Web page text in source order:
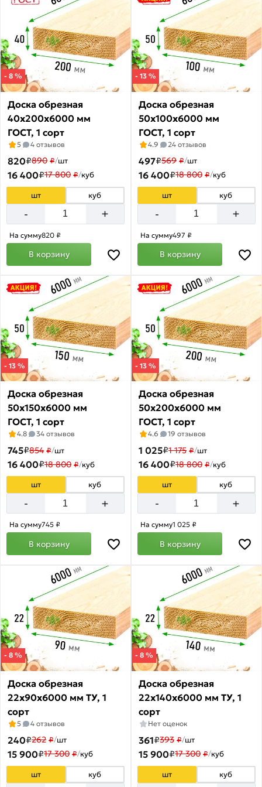
Имитация
бруса
из
лиственницы
Товаров
по
акции:
Половая
доска
из
лиственницы
по
акции:
OSB
плита
Брусок
сухой
строганный
Товаров
по
акции:
3
- 8 %
Доска обрезная
40х200х6000 мм
ГОСТ, 1 сорт
5 4 отзывов
820₽890 ₽/шт
16 400₽17 800 ₽/куб
шт куб
- +
На сумму820 ₽
В корзину
- 13 %
Доска обрезная
50х100х6000 мм
ГОСТ, 1 сорт
4.9 24 отзывов
497₽569 ₽/шт
16 400₽18 800 ₽/куб
шт куб
- +
На сумму497 ₽
В корзину
- 13 %
Доска обрезная
50х150х6000 мм
ГОСТ, 1 сорт
4.8 34 отзывов
745₽854 ₽/шт
16 400₽18 800 ₽/куб
шт куб
- +
На сумму745 ₽
В корзину
- 13 %
Доска обрезная
50х200х6000 мм
ГОСТ, 1 сорт
4.6 19 отзывов
1 025₽1 175 ₽/шт
16 400₽18 800 ₽/куб
шт куб
- +
На сумму1 025 ₽
В корзину
- 8 %
Доска обрезная
22х90х6000 мм ТУ, 1
сорт
5 4 отзывов
240₽262 ₽/шт
15 900₽17 300 ₽/куб
шт куб
- 8 %
Доска обрезная
22х140х6000 мм ТУ, 1
сорт
Нет оценок
361₽393 ₽/шт
15 900₽17 300 ₽/куб
шт куб